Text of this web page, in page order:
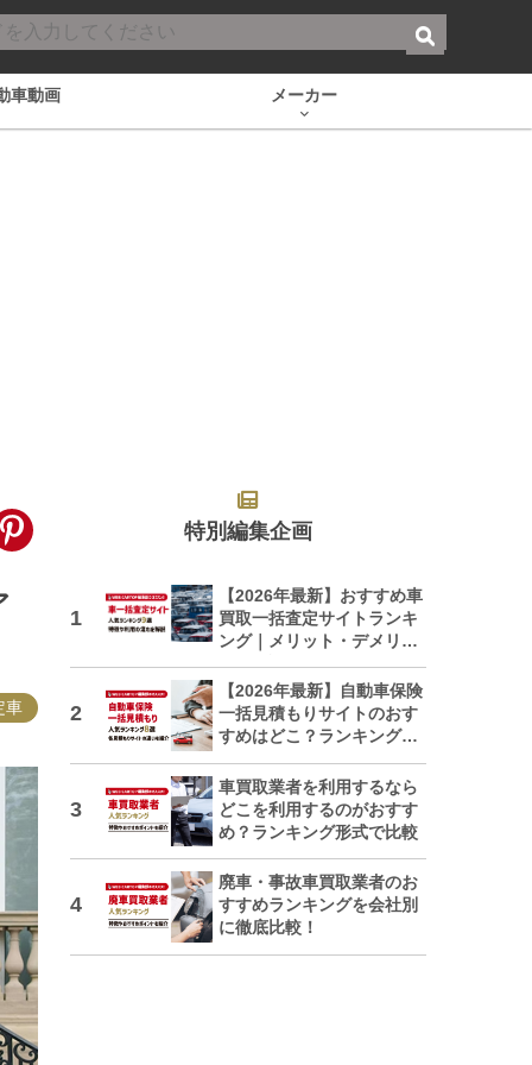
車動画 メーカー
車
特別編集企画
【2026年最新】おすすめ車
買取一括査定サイトランキ
ング｜メリット・デメリッ
トも解説
【2026年最新】自動車保険
一括見積もりサイトのおす
すめはどこ？ランキングで
車買取業者を利用するなら
どこを利用するのがおすす
め？ランキング形式で比較
廃車・事故車買取業者のお
すすめランキングを会社別
に徹底比較！